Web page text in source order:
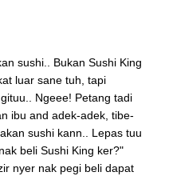
sushi.. Bukan Sushi King
luar sane tuh, tapi
Ngeee! Petang tadi
ibu and adek-adek, tibe-
sushi kann.. Lepas tuu
beli Sushi King ker?"
nyer nak pegi beli dapat